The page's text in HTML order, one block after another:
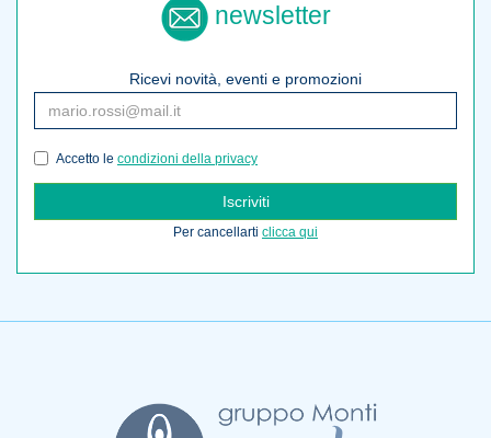
newsletter
Ricevi novità, eventi e promozioni
Accetto le condizioni della privacy
Iscriviti
Per cancellarti clicca qui